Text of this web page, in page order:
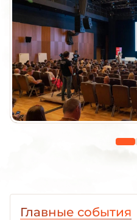
Главные события